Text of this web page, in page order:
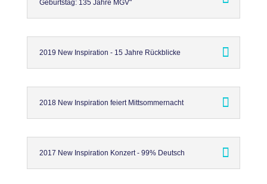
Geburtstag: 135 Jahre MGV"
2019 New Inspiration - 15 Jahre Rückblicke
2018 New Inspiration feiert Mittsommernacht
2017 New Inspiration Konzert - 99% Deutsch